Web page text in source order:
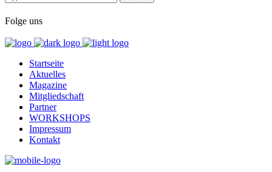
Folge uns
Startseite
Aktuelles
Magazine
Mitgliedschaft
Partner
WORKSHOPS
Impressum
Kontakt